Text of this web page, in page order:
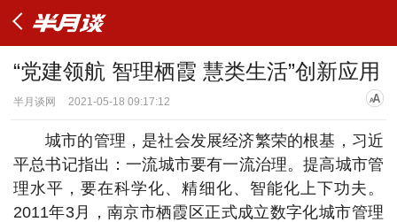
“党建领航 智理栖霞 慧类生活”创新应用
半月谈网 2021-05-18 09:17:12
城市的管理，是社会发展经济繁荣的根基，习近
平总书记指出：一流城市要有一流治理。提高城市管
理水平，要在科学化、精细化、智能化上下功夫。
2011年3月，南京市栖霞区正式成立数字化城市管理